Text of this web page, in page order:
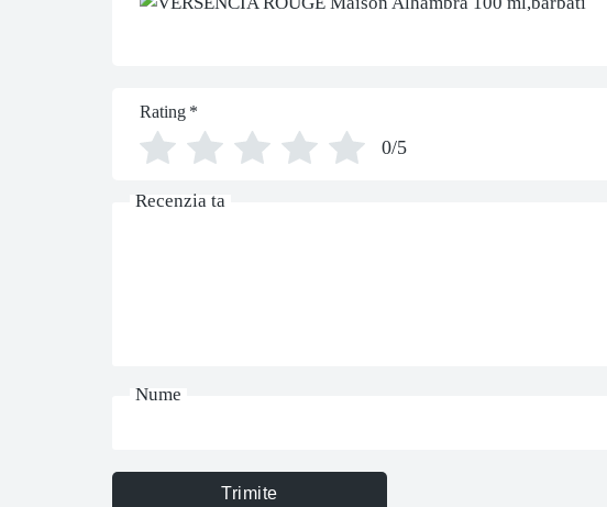
Rating *
0/5
Recenzia ta
Nume
Trimite